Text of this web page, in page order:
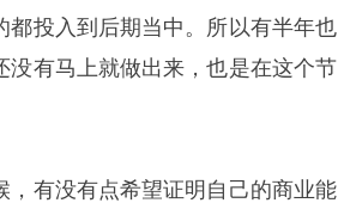
投入到后期当中。所以有半年也
没有马上就做出来，也是在这个节
，有没有点希望证明自己的商业能